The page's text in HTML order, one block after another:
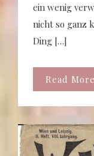
ein wenig
nicht so ganz
Ding […]
Read More